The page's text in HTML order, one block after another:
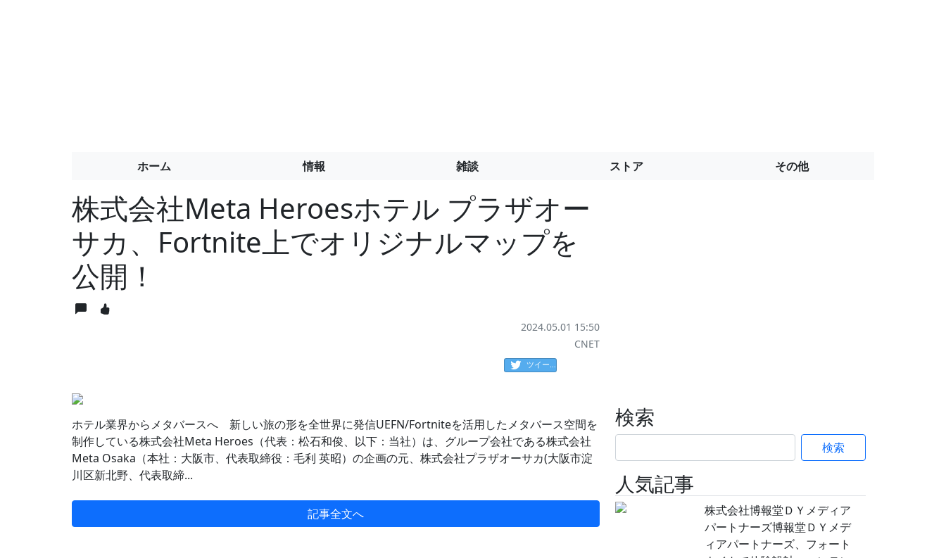
ホーム 情報 雑談 ストア その他
株式会社Meta Heroesホテル プラザオー
サカ、Fortnite上でオリジナルマップを
公開！
2024.05.01 15:50
CNET
ツイート
ホテル業界からメタバースへ 新しい旅の形を全世界に発信UEFN/Fortniteを活用したメタバース空間を
制作している株式会社Meta Heroes（代表：松石和俊、以下：当社）は、グループ会社である株式会社
Meta Osaka（本社：大阪市、代表取締役：毛利 英昭）の企画の元、株式会社プラザオーサカ(大阪市淀
川区新北野、代表取締...
記事全文へ
検索
検索
人気記事
株式会社博報堂ＤＹメディア
パートナーズ博報堂ＤＹメデ
ィアパートナーズ、フォート